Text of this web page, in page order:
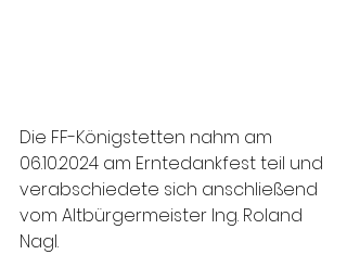
Die FF-Königstetten nahm am
06.10.2024 am Erntedankfest teil und
verabschiedete sich anschließend
vom Altbürgermeister Ing. Roland
Nagl.